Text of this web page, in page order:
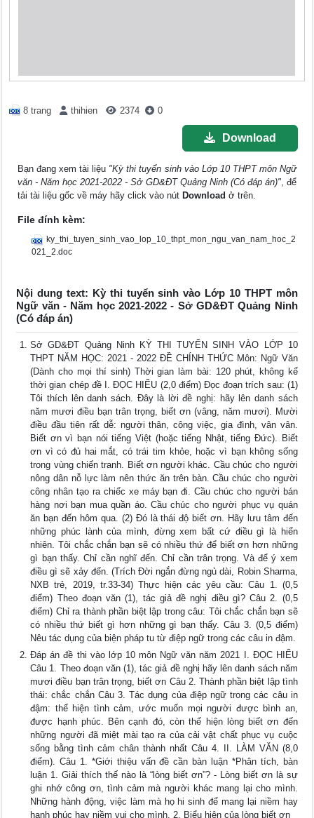
8 trang thihien 2374 0
Download
Bạn đang xem tài liệu "Kỳ thi tuyển sinh vào Lớp 10 THPT môn Ngữ
văn - Năm học 2021-2022 - Sở GD&ĐT Quảng Ninh (Có đáp án)", để
tải tài liệu gốc về máy hãy click vào nút Download ở trên.
File đính kèm:
ky_thi_tuyen_sinh_vao_lop_10_thpt_mon_ngu_van_nam_hoc_2
021_2.doc
Nội dung text: Kỳ thi tuyển sinh vào Lớp 10 THPT môn
Ngữ văn - Năm học 2021-2022 - Sở GD&ĐT Quảng Ninh
(Có đáp án)
Sở GD&ĐT Quảng Ninh KỲ THI TUYỂN SINH VÀO LỚP 10
THPT NĂM HỌC: 2021 - 2022 ĐỀ CHÍNH THỨC Môn: Ngữ Văn
(Dành cho mọi thí sinh) Thời gian làm bài: 120 phút, không kể
thời gian chép đề I. ĐỌC HIỂU (2,0 điểm) Đọc đoạn trích sau: (1)
Tôi thích lên danh sách. Đây là lời đề nghị: hãy lên danh sách
năm mươi điều bạn trân trọng, biết ơn (vâng, năm mươi). Mười
điều đầu tiên rất dễ: người thân, công việc, gia đình, vân vân.
Biết ơn vì bạn nói tiếng Việt (hoặc tiếng Nhật, tiếng Đức). Biết
ơn vì có đủ hai mắt, có trái tim khỏe, hoặc vì bạn không sống
trong vùng chiến tranh. Biết ơn người khác. Cầu chúc cho người
nông dân nỗ lực làm nên thức ăn trên bàn. Cầu chúc cho người
công nhân tạo ra chiếc xe máy bạn đi. Cầu chúc cho người bán
hàng nơi bạn mua quần áo. Cầu chúc cho người phục vụ quán
ăn bạn đến hôm qua. (2) Đó là thái độ biết ơn. Hãy lưu tâm đến
những phúc lành của mình, đừng xem bất cứ điều gì là hiển
nhiên. Tôi chắc chắn bạn sẽ có nhiều thứ để biết ơn hơn những
gì bạn thấy. Chỉ cần nghĩ đến. Chỉ cần trân trọng. Và để ý xem
điều gì sẽ xảy đến. (Trích Đời ngắn đừng ngủ dài, Robin Sharma,
NXB trẻ, 2019, tr.33-34) Thực hiện các yêu cầu: Câu 1. (0,5
điểm) Theo đoạn văn (1), tác giả đề nghị điều gì? Câu 2. (0,5
điểm) Chỉ ra thành phần biệt lập trong câu: Tôi chắc chắn bạn sẽ
có nhiều thứ biết gì hơn những gì bạn thấy. Câu 3. (0,5 điểm)
Nêu tác dụng của biện pháp tu từ điệp ngữ trong các câu in đậm.
Đáp án đề thi vào lớp 10 môn Ngữ văn năm 2021 I. ĐỌC HIỂU
Câu 1. Theo đoạn văn (1), tác giả đề nghị hãy lên danh sách năm
mươi điều bạn trân trọng, biết ơn Câu 2. Thành phần biệt lập tình
thái: chắc chắn Câu 3. Tác dụng của điệp ngữ trong các câu in
đậm: thể hiện tình cảm, ước muốn mọi người được bình an,
được hạnh phúc. Bên cạnh đó, còn thể hiện lòng biết ơn đến
những người đã miệt mài tạo ra của cải vật chất phục vụ cuộc
sống bằng tình cảm chân thành nhất Câu 4. II. LÀM VĂN (8,0
điểm). Câu 1. *Giới thiệu vấn đề cần bàn luận *Phân tích, bàn
luận 1. Giải thích thế nào là “lòng biết ơn”? - Lòng biết ơn là sự
ghi nhớ công ơn, tình cảm mà người khác mang lại cho mình.
Những hành động, việc làm mà họ hi sinh để mang lại niềm hay
hạnh phúc hay niềm vui cho mình. 2. Biểu hiện của lòng biết ơn